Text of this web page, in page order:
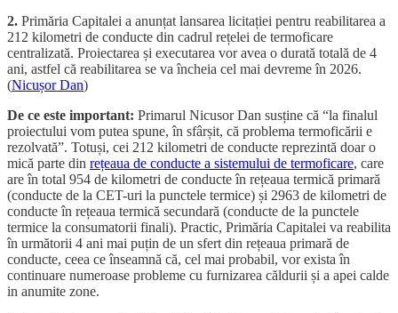
2. Primăria Capitalei a anunțat lansarea licitației pentru reabilitarea a
212 kilometri de conducte din cadrul rețelei de termoficare
centralizată. Proiectarea și executarea vor avea o durată totală de 4
ani, astfel că reabilitarea se va încheia cel mai devreme în 2026.
(Nicușor Dan)
De ce este important: Primarul Nicusor Dan susține că “la finalul
proiectului vom putea spune, în sfârșit, că problema termoficării e
rezolvată”. Totuși, cei 212 kilometri de conducte reprezintă doar o
mică parte din rețeaua de conducte a sistemului de termoficare, care
are în total 954 de kilometri de conducte în rețeaua termică primară
(conducte de la CET-uri la punctele termice) și 2963 de kilometri de
conducte în rețeaua termică secundară (conducte de la punctele
termice la consumatorii finali). Practic, Primăria Capitalei va reabilita
în următorii 4 ani mai puțin de un sfert din rețeaua primară de
conducte, ceea ce înseamnă că, cel mai probabil, vor exista în
continuare numeroase probleme cu furnizarea căldurii și a apei calde
in anumite zone.